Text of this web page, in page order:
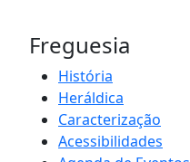
Freguesia
História
Heráldica
Caracterização
Acessibilidades